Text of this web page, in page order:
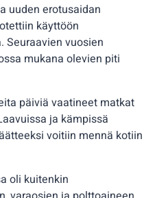
uuden erotusaidan
käyttöön
Seuraavien vuosien
mukana olevien piti
päiviä vaatineet matkat
ja kämpissä
voitiin mennä kotiin
oli kuitenkin